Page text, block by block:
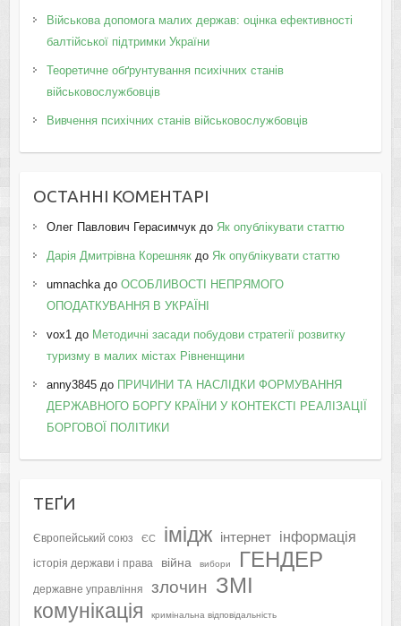
Військова допомога малих держав: оцінка ефективності
балтійської підтримки України
Теоретичне обґрунтування психічних станів
військовослужбовців
Вивчення психічних станів військовослужбовців
ОСТАННІ КОМЕНТАРІ
Олег Павлович Герасимчукдо Як опублікувати статтю
Дарія Дмитрівна Корешнякдо Як опублікувати статтю
umnachkaдо ОСОБЛИВОСТІ НЕПРЯМОГО
ОПОДАТКУВАННЯ В УКРАЇНІ
vox1до Методичні засади побудови стратегії розвитку
туризму в малих містах Рівненщини
anny3845до ПРИЧИНИ ТА НАСЛІДКИ ФОРМУВАННЯ
ДЕРЖАВНОГО БОРГУ КРАЇНИ У КОНТЕКСТІ РЕАЛІЗАЦІЇ
БОРГОВОЇ ПОЛІТИКИ
ТЕҐИ
Європейський союз ЄС імідж інтернет інформація
історія держави і права війна вибори ГЕНДЕР
державне управління злочин ЗМІ
комунікація кримінальна відповідальність